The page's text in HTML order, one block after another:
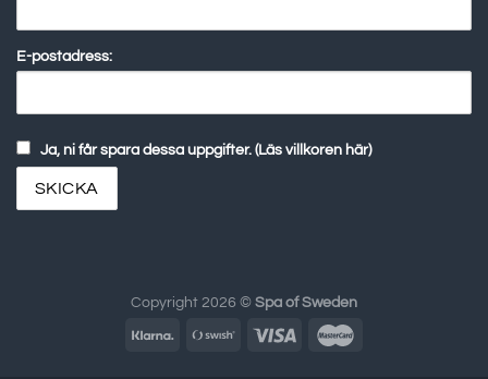
E-postadress:
Ja, ni får spara dessa uppgifter. (Läs villkoren här)
Copyright 2026 © Spa of Sweden